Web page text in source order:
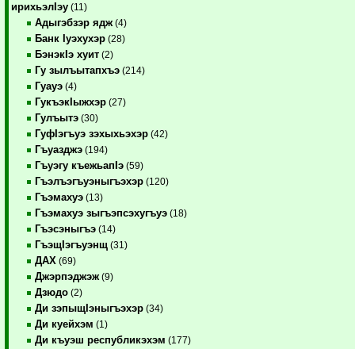
ирихьэлIэу (11)
Адыгэбзэр ядж (4)
Банк Iуэхухэр (28)
БэнэкIэ хуит (2)
Гу зылъытапхъэ (214)
Гуауэ (4)
ГукъэкIыжхэр (27)
Гулъытэ (30)
ГуфIэгъуэ зэхыхьэхэр (42)
Гъуазджэ (194)
Гъуэгу къежьапIэ (59)
Гъэлъэгъуэныгъэхэр (120)
Гъэмахуэ (13)
Гъэмахуэ зыгъэпсэхугъуэ (18)
Гъэсэныгъэ (14)
ГъэщIэгъуэнщ (31)
ДАХ (69)
Джэрпэджэж (9)
Дзюдо (2)
Ди зэпыщIэныгъэхэр (34)
Ди куейхэм (1)
Ди къуэш республикэхэм (177)